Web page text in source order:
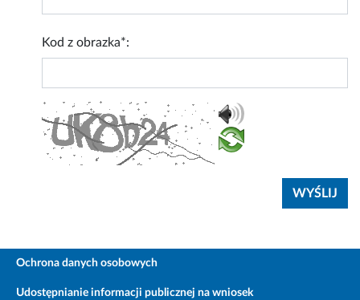
Kod z obrazka*:
Ochrona danych osobowych
Udostępnianie informacji publicznej na wniosek